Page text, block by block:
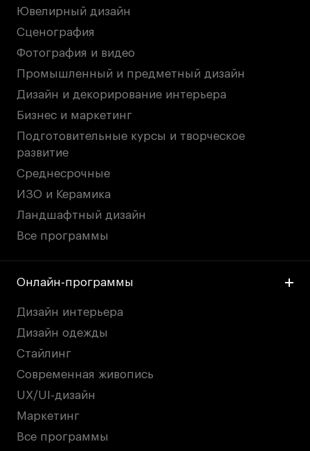
© 2026 БВШД
Ювелирный дизайн
Сценография
Фотография и видео
Промышленный и предметный дизайн
Дизайн и декорирование интерьера
Бизнес и маркетинг
Подготовительные курсы и творческое
развитие
Среднесрочные
ИЗО и Керамика
Ландшафтный дизайн
Все программы
Онлайн-программы
Дизайн интерьера
Дизайн одежды
Стайлинг
Современная живопись
UX/UI-дизайн
Маркетинг
Все программы